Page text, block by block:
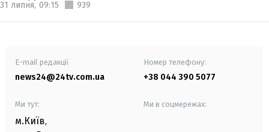
31 липня, 09:15 939
E-mail редакції
news24@24tv.com.ua
Номер телефону:
+38 044 390 5077
Ми тут:
м.Київ,
Ми в соцмережах: